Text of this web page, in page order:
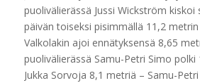
puolivälierässä Jussi Wickström
päivän toiseksi pisimmällä 11,2
Valkolakin ajoi ennätyksensä 8,65
puolivälierässä Samu-Petri Simo
Jukka Sorvoja 8,1 metriä – Samu-